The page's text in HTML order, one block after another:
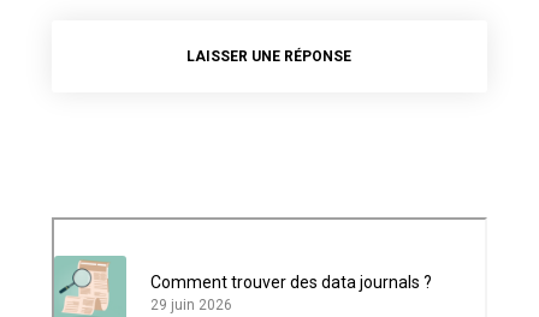
LAISSER UNE RÉPONSE
Comment trouver des data journals ?
29 juin 2026